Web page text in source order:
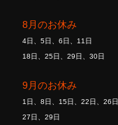
8月のお休み
4日、5日、6日、11日
18日、25日、29日、30日
9月のお休み
1日、8日、15日、22日、26日
27日、29日